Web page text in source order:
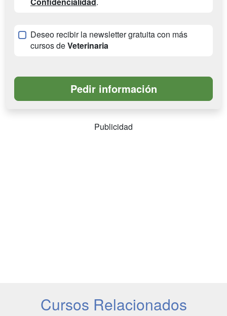
Deseo recibir la newsletter gratuita con más
cursos deVeterinaria
Publicidad
Cursos Relacionados